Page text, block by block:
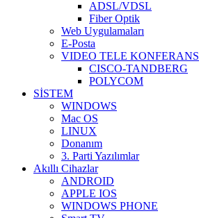
ADSL/VDSL
Fiber Optik
Web Uygulamaları
E-Posta
VIDEO TELE KONFERANS
CISCO-TANDBERG
POLYCOM
SİSTEM
WINDOWS
Mac OS
LINUX
Donanım
3. Parti Yazılımlar
Akıllı Cihazlar
ANDROID
APPLE IOS
WINDOWS PHONE